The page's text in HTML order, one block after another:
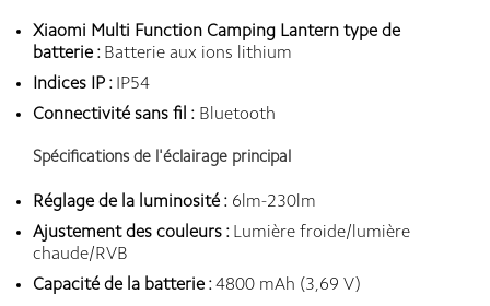
Xiaomi Multi Function Camping Lantern type de
batterie : Batterie aux ions lithium
Indices IP : IP54
Connectivité sans fil : Bluetooth
Spécifications de l'éclairage principal
Réglage de la luminosité : 6lm-230lm
Ajustement des couleurs : Lumière froide/lumière
chaude/RVB
Capacité de la batterie :4800 mAh (3,69 V)